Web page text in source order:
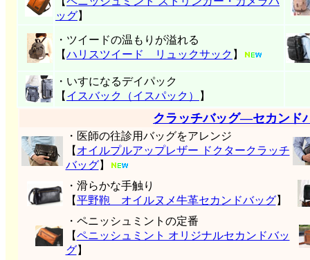
ッグ】
・ツイードの温もりが溢れる
【ハリスツイード リュックサック 】
・いすになるデイパック
【 イスバック（イスパック） 】
クラッチバッグ―セカンド
・医師の往診用バッグをアレンジ
【 オイルプルアップレザー ドクタークラッチ
バッグ】
・滑らかな手触り
【平野鞄 オイルヌメ牛革セカンドバッグ】
・ペニッシュミントの定番
【ペニッシュミント オリジナルセカンドバッ
グ】